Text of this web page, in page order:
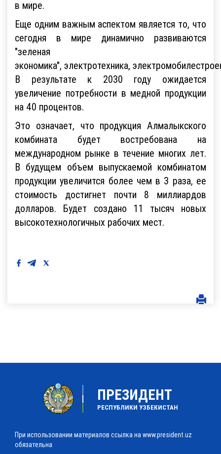
в мире.
Еще одним важным аспектом является то, что
сегодня в мире динамично развиваются
"зеленая
экономика", электротехника,
В результате к 2030 году ожидается
увеличение потребности в медной продукции
на 40 процентов.
Это означает, что продукция Алмалыкского
комбината будет востребована на
международном рынке в течение многих лет.
В будущем объем выпускаемой комбинатом
продукции увеличится более чем в 3 раза, ее
стоимость достигнет почти 8 миллиардов
долларов. Будет создано 11 тысяч новых
высокотехнологичных рабочих мест.
ПРЕЗИДЕНТ
РЕСПУБЛИКИ УЗБЕКИСТАН
При использовании материалов ссылка на www.president.uz
обязательна